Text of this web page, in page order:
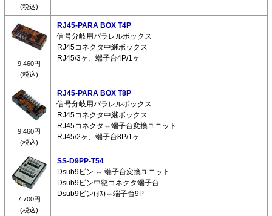
(税込)
9,460円
(税込)
RJ45-PARA BOX T4P
信号分岐用パラレルボックス
RJ45コネクタ中継ボックス
RJ45/3ヶ、端子台4P/1ヶ
9,460円
(税込)
RJ45-PARA BOX T8P
信号分岐用パラレルボックス
RJ45コネクタ中継ボックス
RJ45コネクタ⇔端子台変換ユニット
RJ45/2ヶ、端子台8P/1ヶ
7,700円
(税込)
SS-D9PP-T54
Dsub9ピン ⇔ 端子台変換ユニット
Dsub9ピン中継コネクタ端子台
Dsub9ピン(ｵｽ)⇔端子台9P